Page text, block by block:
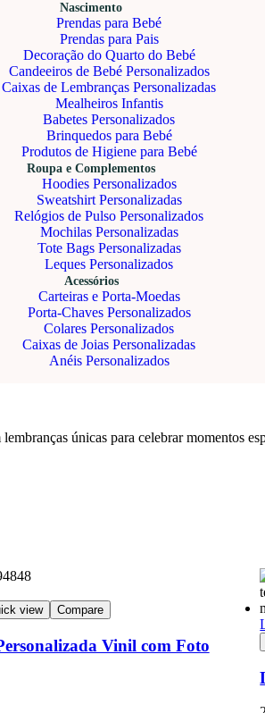
Nascimento
Prendas para Bebé
Prendas para Pais
Decoração do Quarto do Bebé
Candeeiros de Bebé Personalizados
Caixas de Lembranças Personalizadas
Mealheiros Infantis
Babetes Personalizados
Brinquedos para Bebé
Produtos de Higiene para Bebé
Roupa e Complementos
Hoodies Personalizados
Sweatshirt Personalizadas
Relógios de Pulso Personalizados
Mochilas Personalizadas
Tote Bags Personalizadas
Leques Personalizados
Acessórios
Carteiras e Porta-Moedas
Porta-Chaves Personalizados
Colares Personalizados
Caixas de Joias Personalizadas
Anéis Personalizados
únicas para celebrar momentos
view Compare
Vinil com Foto